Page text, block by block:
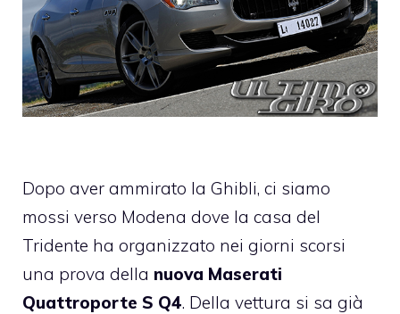
Dopo aver ammirato la Ghibli, ci siamo
mossi verso Modena dove la casa del
Tridente ha organizzato nei giorni scorsi
una prova della nuova Maserati
Quattroporte S Q4. Della vettura si sa già